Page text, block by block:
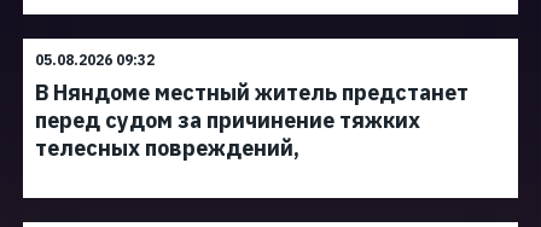
05.08.2026 09:32
В Няндоме местный житель предстанет
перед судом за причинение тяжких
телесных повреждений,